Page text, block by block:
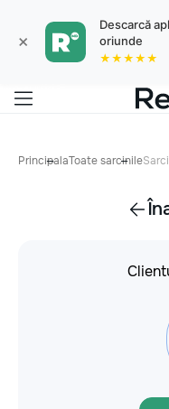
×
Descarcă
oriunde
★★★★★
PrincipalaToate sarcinile